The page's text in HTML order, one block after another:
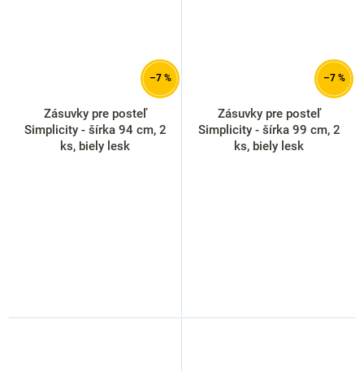
–7 %
Zásuvky pre posteľ
Simplicity - šírka 94 cm, 2
ks, biely lesk
–7 %
Zásuvky pre posteľ
Simplicity - šírka 99 cm, 2
ks, biely lesk